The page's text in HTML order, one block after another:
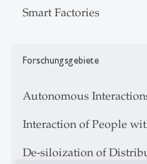
Smart Factories
Forschungsgebiete
Autonomous
Interaction of People
De-siloization of